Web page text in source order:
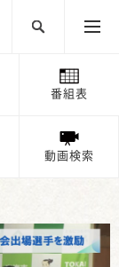
番組表
動画検索